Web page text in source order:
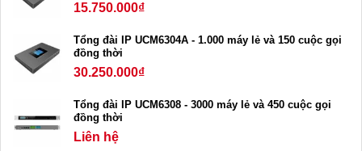
15.750.000₫
Tổng đài IP UCM6304A - 1.000 máy lẻ và 150 cuộc gọi
đồng thời
30.250.000₫
Tổng đài IP UCM6308 - 3000 máy lẻ và 450 cuộc gọi
đồng thời
Liên hệ